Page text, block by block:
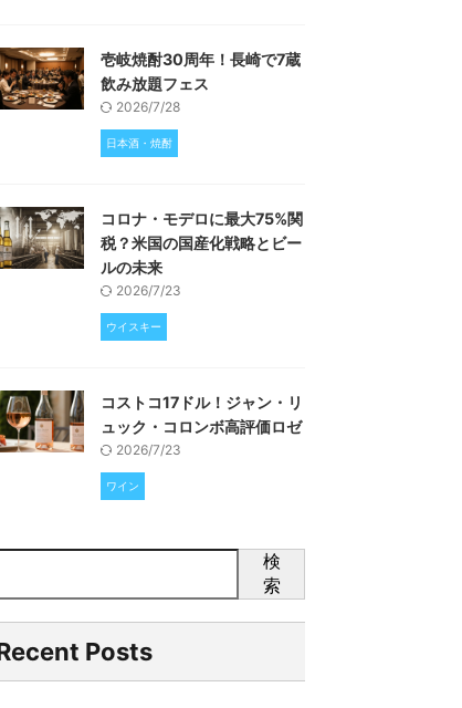
壱岐焼酎30周年！長崎で7蔵
飲み放題フェス
2026/7/28
日本酒・焼酎
コロナ・モデロに最大75%関
税？米国の国産化戦略とビー
ルの未来
2026/7/23
ウイスキー
コストコ17ドル！ジャン・リ
ュック・コロンボ高評価ロゼ
2026/7/23
ワイン
検
索
Posts